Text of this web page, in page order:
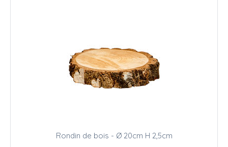
Rondin de bois - Ø 20cm H 2,5cm